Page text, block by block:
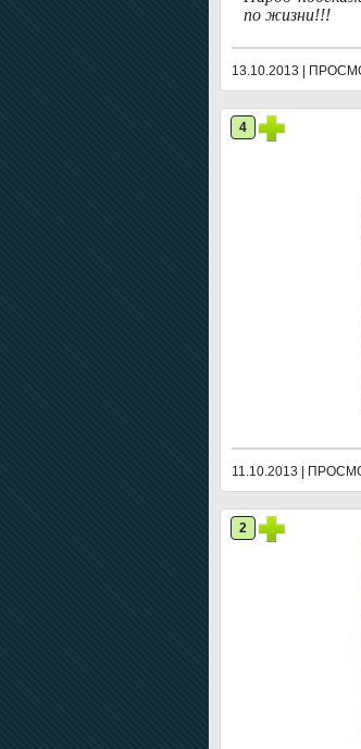
по жизни!!!
13.10.2013 |
4
11.10.2013 |
2